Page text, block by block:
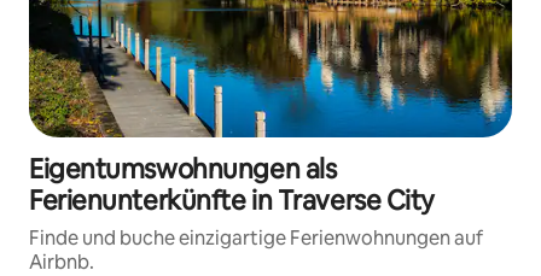
Eigentumswohnungen als
Ferienunterkünfte in Traverse City
Finde und buche einzigartige Ferienwohnungen auf
Airbnb.